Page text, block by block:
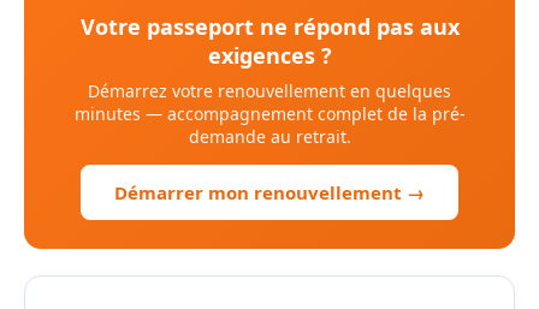
Votre passeport ne répond pas aux
exigences ?
Démarrez votre renouvellement en quelques
minutes — accompagnement complet de la pré-
demande au retrait.
Démarrer mon renouvellement →